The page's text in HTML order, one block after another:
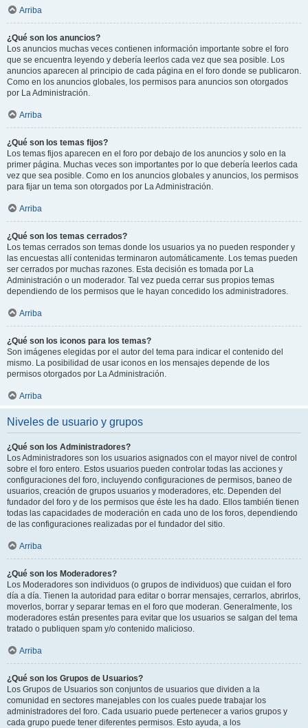
Arriba
¿Qué son los anuncios?
Los anuncios muchas veces contienen información importante sobre el foro
que se encuentra leyendo y debería leerlos cada vez que sea posible. Los
anuncios aparecen al principio de cada página en el foro donde se publicaron.
Como en los anuncios globales, los permisos para anuncios son otorgados
por La Administración.
Arriba
¿Qué son los temas fijos?
Los temas fijos aparecen en el foro por debajo de los anuncios y solo en la
primer página. Muchas veces son importantes por lo que debería leerlos cada
vez que sea posible. Como en los anuncios globales y anuncios, los permisos
para fijar un tema son otorgados por La Administración.
Arriba
¿Qué son los temas cerrados?
Los temas cerrados son temas donde los usuarios ya no pueden responder y
las encuestas allí contenidas terminaron automáticamente. Los temas pueden
ser cerrados por muchas razones. Esta decisión es tomada por La
Administración o un moderador. Tal vez pueda cerrar sus propios temas
dependiendo de los permisos que le hayan concedido los administradores.
Arriba
¿Qué son los iconos para los temas?
Son imágenes elegidas por el autor del tema para indicar el contenido del
mismo. La posibilidad de usar iconos en los mensajes depende de los
permisos otorgados por La Administración.
Arriba
Niveles de usuario y grupos
¿Qué son los Administradores?
Los Administradores son los usuarios asignados con el mayor nivel de control
sobre el foro entero. Estos usuarios pueden controlar todas las acciones y
configuraciones del foro, incluyendo configuraciones de permisos, baneo de
usuarios, creación de grupos usuarios y moderadores, etc. Dependen del
fundador del foro y de los permisos que éste les ha dado. Ellos también tienen
todas las capacidades de moderación en cada uno de los foros, dependiendo
de las configuraciones realizadas por el fundador del sitio.
Arriba
¿Qué son los Moderadores?
Los Moderadores son individuos (o grupos de individuos) que cuidan el foro
día a día. Tienen la autoridad para editar o borrar mensajes, cerrarlos, abrirlos,
moverlos, borrar y separar temas en el foro que moderan. Generalmente, los
moderadores están presentes para evitar que los usuarios se salgan del tema
tratado o publiquen spam y/o contenido malicioso.
Arriba
¿Qué son los Grupos de Usuarios?
Los Grupos de Usuarios son conjuntos de usuarios que dividen a la
comunidad en sectores manejables con los cuales puede trabajar los
administradores del foro. Cada usuario puede pertenecer a varios grupos y
cada grupo puede tener diferentes permisos. Esto ayuda, a los